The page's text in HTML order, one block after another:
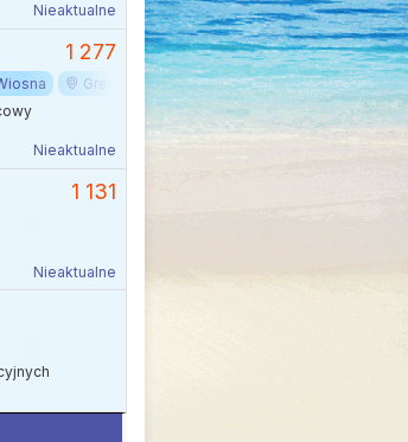
Nieaktualne
1 277
Grecja
Zakynthos
Nieaktualne
1 131
Nieaktualne